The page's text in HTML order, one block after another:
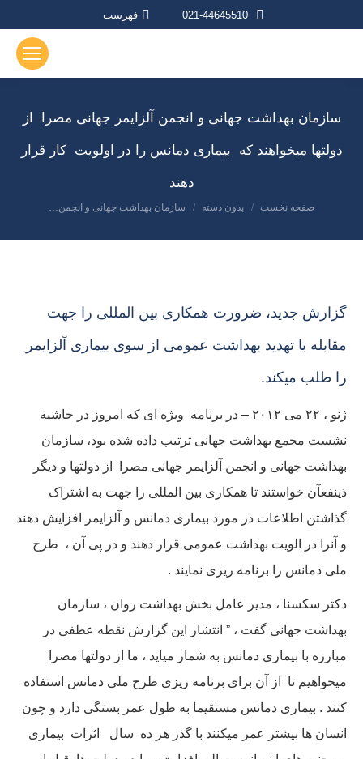
021-44645510 فهرست
سازمان بهداشت جهانی و انجمن آلزایمر جهانی مصرا از
دولتها میخواهند که بیماری دمانس را در اولویت کار قرار
دهند
مکان شما:
صفحه نخست بدون دسته سازمان بهداشت جهانی و انجمن…
گزارش جدید، ضرورت همکاری بین المللی را جهت
مقابله با تهدید بهداشت عمومی از سوی بیماری آلزایمر
را طلب میکند.
ژنو ، ۲۲ می ۲۰۱۲ – در برنامه ویژه ای که امروز در حاشیه
نشست مجمع بهداشت جهانی ترتیب داده شده بود، سازمان
بهداشت جهانی و انجمن آلزایمر جهانی مصرا از دولتها و دیگر
ذینفعآن خواستند تا همکاری بین المللی را جهت به اشتراک
گذاشتن اطلاعات در مورد بیماری دمانس و آلزایمر افزایش دهند
و آنرا در الویت بهداشت عمومی قرار دهند و در پی آن ، طرح
ملی دمانس را برنامه ریزی نمایند .
دکتر سکسنا ، مدیر عامل بخش بهداشت روان ، سازمان
بهداشت جهانی گفت ، ” انتشار این گزارش نقطه عطفی در
مبارزه با بیماری دمانس به شمار میاید ، ما از دولتها مصرا
میخواهیم تا از آن برای برنامه ریزی طرح ملی دمانس استفاده
کنند . بیماری دمانس مستقیما به طول عمر بستگی دارد و چون
انسان ها بیشتر عمر میکنند با گذر هر ده سال اثرات بیماری